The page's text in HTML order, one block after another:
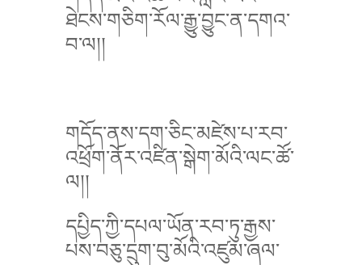
ཐེངས་གཅིག་རོལ་རྒྱུ་བྱུང་ན་དགའ་
བ་ལ།།
གདོད་ནས་དག་ཅིང་མཛེས་པ་རབ་
འཕྲོག་ནོར་འཛིན་སྒེག་མོའི་ལང་ཚོ་
ལ།།
དཔྱིད་ཀྱི་དཔལ་ཡོན་རབ་ཏུ་རྒྱས་
པས་བཅུ་དྲུག་བུ་མོའི་འཛུམ་ཞལ་